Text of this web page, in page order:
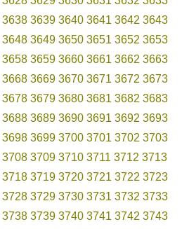
3638 3639 3640 3641 3642 3643
3648 3649 3650 3651 3652 3653
3658 3659 3660 3661 3662 3663
3668 3669 3670 3671 3672 3673
3678 3679 3680 3681 3682 3683
3688 3689 3690 3691 3692 3693
3698 3699 3700 3701 3702 3703
3708 3709 3710 3711 3712 3713
3718 3719 3720 3721 3722 3723
3728 3729 3730 3731 3732 3733
3738 3739 3740 3741 3742 3743